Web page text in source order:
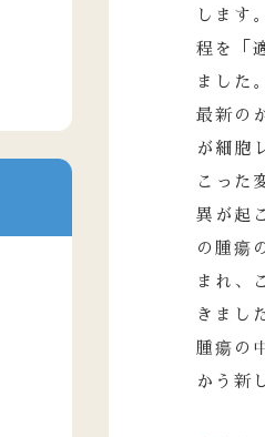
します
程を「
ました。
最新の
が細胞
こった
異が起
の腫瘍
まれ、
きまし
腫瘍の
かう新